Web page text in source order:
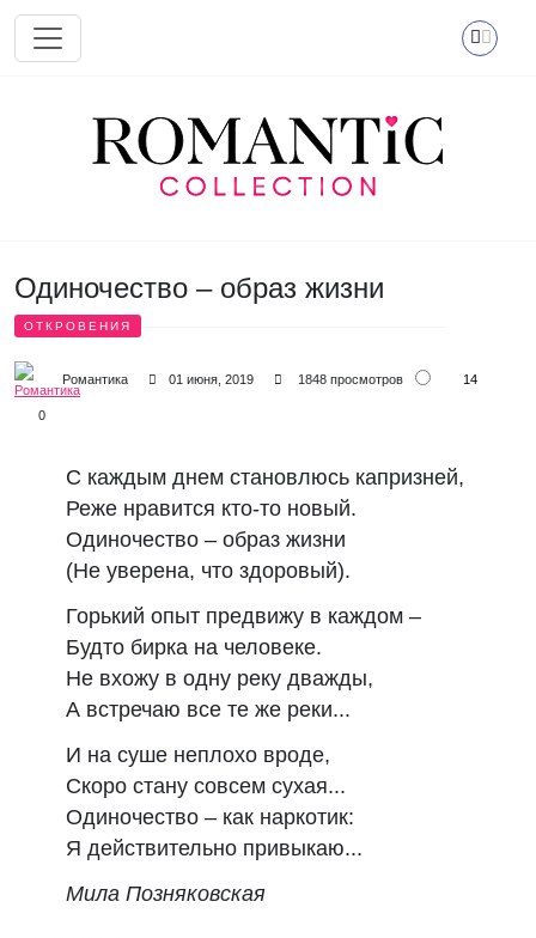
Перейти к основному содержанию
Одиночество – образ жизни
ОТКРОВЕНИЯ
Романтика 01 июня, 2019 1848 просмотров 14
0
С каждым днем становлюсь капризней,
Реже нравится кто-то новый.
Одиночество – образ жизни
(Не уверена, что здоровый).
Горький опыт предвижу в каждом –
Будто бирка на человеке.
Не вхожу в одну реку дважды,
А встречаю все те же реки...
И на суше неплохо вроде,
Скоро стану совсем сухая...
Одиночество – как наркотик:
Я действительно привыкаю...
Мила Позняковская